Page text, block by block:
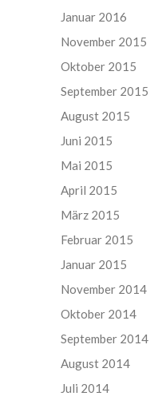
Januar 2016
November 2015
Oktober 2015
September 2015
August 2015
Juni 2015
Mai 2015
April 2015
März 2015
Februar 2015
Januar 2015
November 2014
Oktober 2014
September 2014
August 2014
Juli 2014